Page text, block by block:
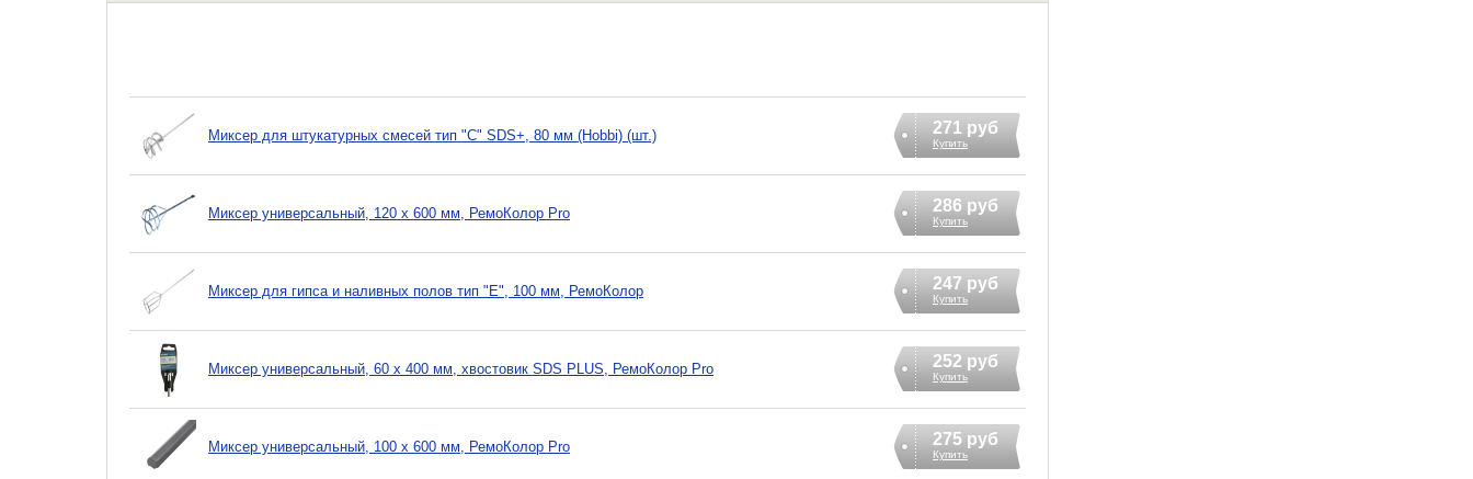
Миксер для штукатурных смесей тип "С" SDS+, 80 мм (Hobbi) (шт.) 271 руб
Купить
Миксер универсальный, 120 х 600 мм, РемоКолор Pro 286 руб
Купить
Миксер для гипса и наливных полов тип "E", 100 мм, РемоКолор 247 руб
Купить
Миксер универсальный, 60 х 400 мм, хвостовик SDS PLUS, РемоКолор Pro 252 руб
Купить
Миксер универсальный, 100 х 600 мм, РемоКолор Pro 275 руб
Купить